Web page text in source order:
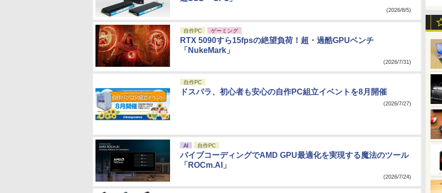
(2026/8/5)
自作PC ゲーミング
RTX 5090すら15fpsの絶望負荷！超・過酷GPUベンチ
「NukeMark」
(2026/7/31)
自作PC
ドスパラ、初心者も安心の自作PC組立イベントを8月開催
(2026/7/27)
AI 自作PC
バイブコーディングでAMD GPU最適化を実現する魔法のツール
「ROCm.AI」
(2026/7/24)